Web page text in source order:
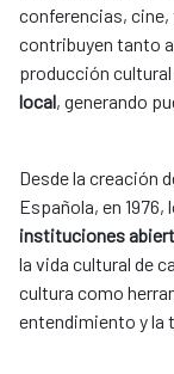
conferencias, cine,
contribuyen tanto
producción
local, generando
Desde la creación
Española, en
instituciones
la vida cultural de
cultura como
entendimiento y la